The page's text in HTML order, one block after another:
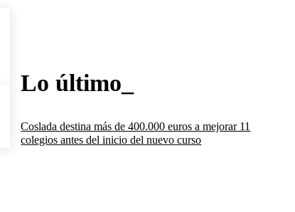
Lo último_
Coslada destina más de 400.000 euros a mejorar 11
colegios antes del inicio del nuevo curso